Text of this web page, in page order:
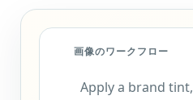
画像のワークフロー
Apply a brand tint,